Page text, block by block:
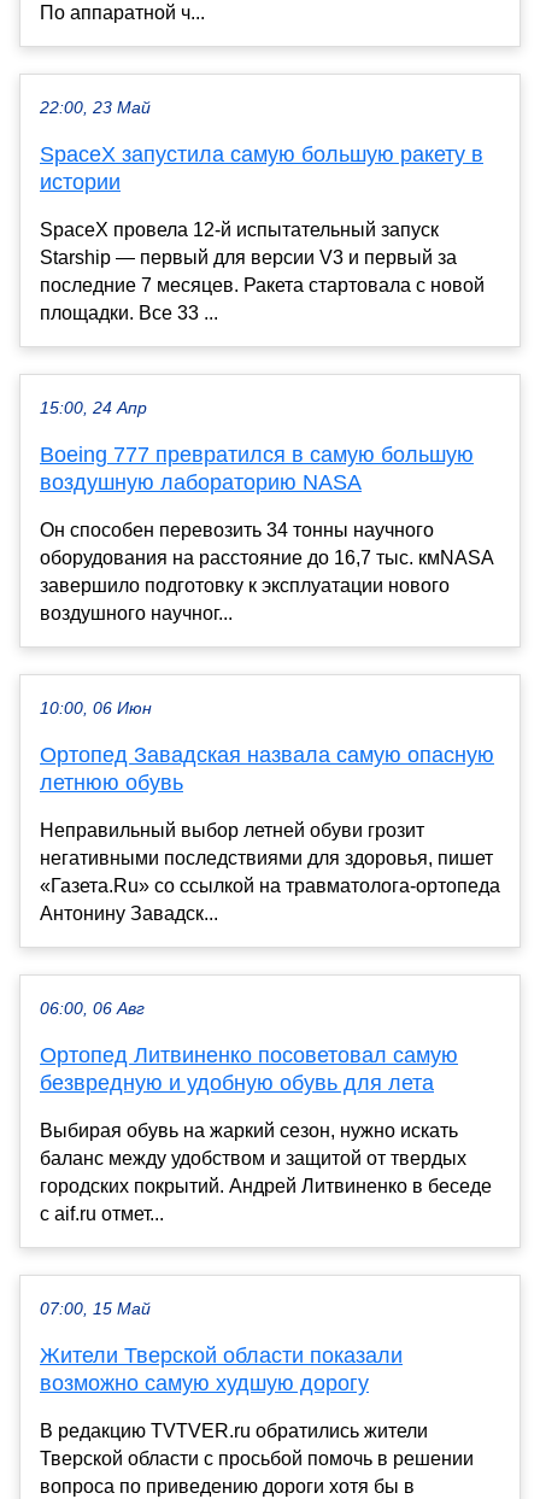
По аппаратной ч...
22:00, 23 Май
SpaceX запустила самую большую ракету в
истории
SpaceX провела 12-й испытательный запуск
Starship — первый для версии V3 и первый за
последние 7 месяцев. Ракета стартовала с новой
площадки. Все 33 ...
15:00, 24 Апр
Boeing 777 превратился в самую большую
воздушную лабораторию NASA
Он способен перевозить 34 тонны научного
оборудования на расстояние до 16,7 тыс. кмNASA
завершило подготовку к эксплуатации нового
воздушного научног...
10:00, 06 Июн
Ортопед Завадская назвала самую опасную
летнюю обувь
Неправильный выбор летней обуви грозит
негативными последствиями для здоровья, пишет
«Газета.Ru» со ссылкой на травматолога-ортопеда
Антонину Завадск...
06:00, 06 Авг
Ортопед Литвиненко посоветовал самую
безвредную и удобную обувь для лета
Выбирая обувь на жаркий сезон, нужно искать
баланс между удобством и защитой от твердых
городских покрытий. Андрей Литвиненко в беседе
с aif.ru отмет...
07:00, 15 Май
Жители Тверской области показали
возможно самую худшую дорогу
В редакцию TVTVER.ru обратились жители
Тверской области с просьбой помочь в решении
вопроса по приведению дороги хотя бы в